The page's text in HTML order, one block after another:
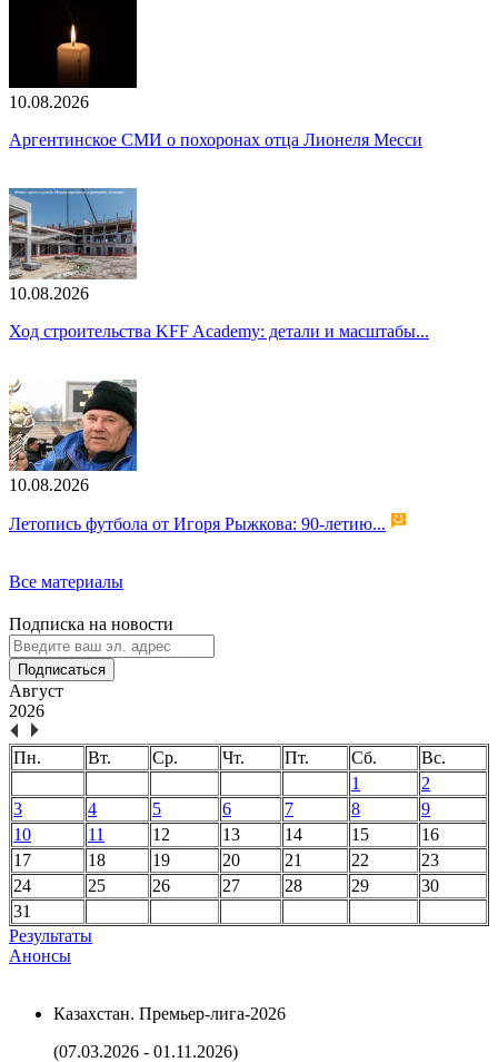
10.08.2026
Аргентинское СМИ о похоронах отца Лионеля Месси
10.08.2026
Ход строительства KFF Academy: детали и масштабы...
10.08.2026
Летопись футбола от Игоря Рыжкова: 90-летию...
Все материалы
Подписка на новости
Подписаться
Август
2026
Пн. Вт. Ср. Чт. Пт. Сб.
Вс.
1
2
3
4 5 6 7 8
9
10
11 12 13 14 15
16
17
18 19 20 21 22
23
24
25 26 27 28 29
30
31
Результаты
Анонсы
Казахстан. Премьер-лига-2026
(07.03.2026 - 01.11.2026)